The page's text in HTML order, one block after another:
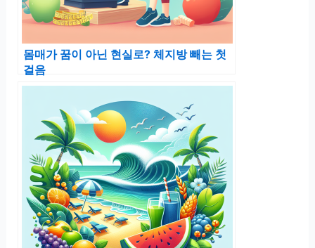
몸매가 꿈이 아닌 현실로? 체지방 빼는 첫
걸음